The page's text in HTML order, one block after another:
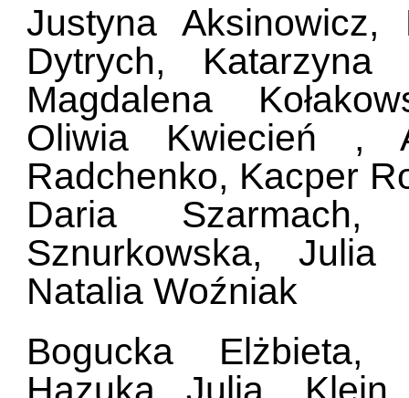
Justyna Aksinowicz,
Dytrych, Katarzyna
Magdalena
Oliwia Kwiecień ,
Radchenko, Kacper
Daria
Sznurkowska, Julia
Natalia Woźniak
Bogucka Elżbieta,
Hazuka Julia, Klein